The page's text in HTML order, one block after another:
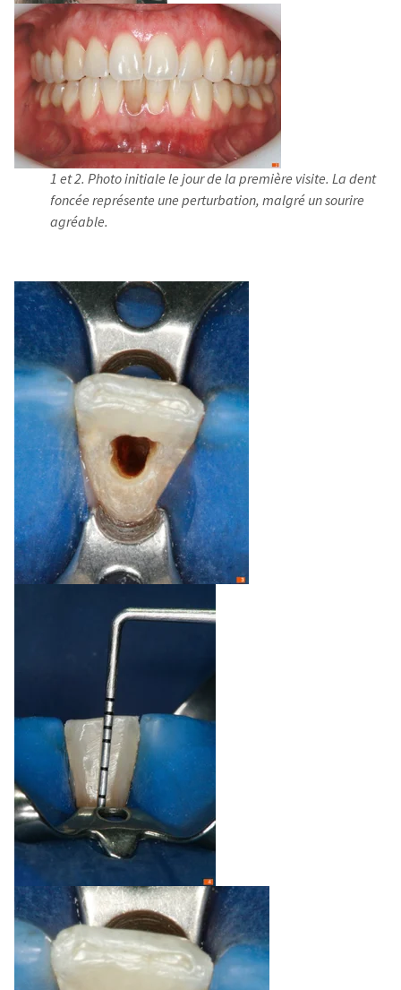
1 et 2. Photo initiale le jour de la première visite. La dent
foncée représente une perturbation, malgré un sourire
agréable.